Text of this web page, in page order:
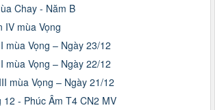
Chay - Năm B
IV mùa Vọng
mùa Vọng – Ngày 23/12
mùa Vọng – Ngày 22/12
mùa Vọng – Ngày 21/12
12 - Phúc Âm T4 CN2 MV